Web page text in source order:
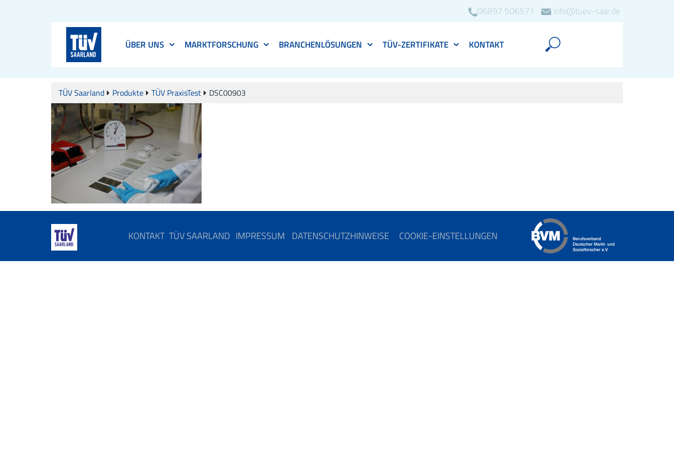
06897 506571 info@tuev-saar.de
ÜBER UNS MARKTFORSCHUNG BRANCHENLÖSUNGEN TÜV-ZERTIFIKATE KONTAKT
TÜV Saarland Produkte TÜV PraxisTest DSC00903
KONTAKT TÜV SAARLAND IMPRESSUM DATENSCHUTZHINWEISE COOKIE-EINSTELLUNGEN